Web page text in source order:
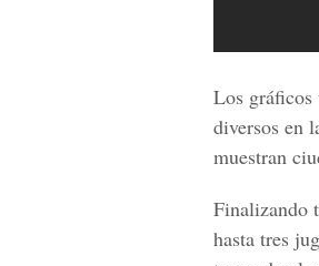
Los gráficos
diversos en
muestran
Finalizando
hasta tres